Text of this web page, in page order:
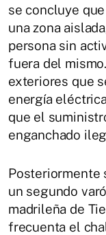
se concluye
una zona
persona sin
fuera del
exteriores que
energía
que el
enganchado
Posteriormente
un segundo
madrileña de
frecuenta el